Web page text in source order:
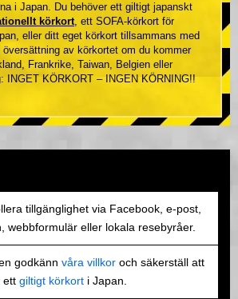
i Japan. Du behöver ett giltigt japanskt
körkort, ett SOFA-körkort för
eller ditt eget körkort tillsammans med
av körkortet om du kommer
Frankrike, Taiwan, Belgien eller
INGET KÖRKORT – INGEN KÖRNING!!
tillgänglighet via Facebook, e-post,
webbformulär eller lokala resebyråer.
godkänn våra villkor och säkerställ att
ett giltigt körkort i Japan.